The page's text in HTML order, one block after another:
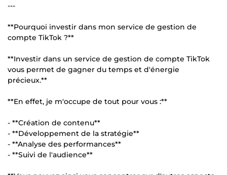
---
**Pourquoi investir dans mon service de gestion de
compte TikTok ?**
**Investir dans un service de gestion de compte TikTok
vous permet de gagner du temps et d'énergie
précieux.**
**En effet, je m'occupe de tout pour vous :**
- **Création de contenu**
- **Développement de la stratégie**
- **Analyse des performances**
- **Suivi de l'audience**